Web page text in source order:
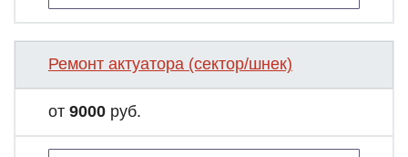
Ремонт актуатора (сектор/шнек)
от 9000 руб.